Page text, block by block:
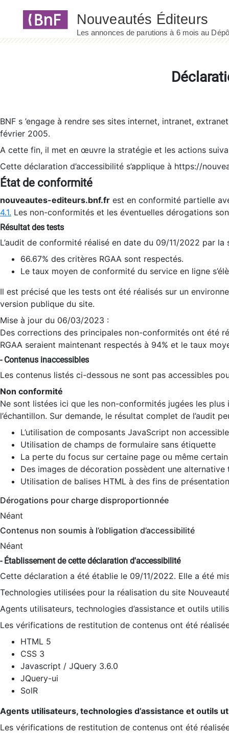
BNF s ’engage à rendre ses sites internet, intranet,
février 2005.
A cette fin, il met en œuvre la stratégie et les actions
Cette déclaration d’accessibilité s’applique à https://
État de conformité
nouveautes-editeurs.bnf.fr est en conformité partielle
4.1. Les non-conformités et les éventuelles dérogations
Résultat des tests
L’audit de conformité réalisé en date du 09/11/2022 par
66.67% des critères RGAA sont respectés.
Le taux moyen de conformité du service en ligne
Il est précisé que les tests ont été réalisés sur un
version publique du site.
Mise à jour du 06/03/2023 :
Des corrections des principales non-conformités ont été
RGAA seraient maintenant respectés à 94% et le taux
- Contenus inaccessibles
Les contenus listés ci-dessous ne sont pas accessibles
Non conformité
Ne sont listées ici que les non-conformités jugées les
l’échantillon. Sur demande, le résultat complet de l’audit
L’utilisation de composants JavaScript non
Utilisation de champs de formulaire sans étiquette
La perte du focus sur certaine page ou même
Des images de décoration possèdent une alternative
Utilisation de balises HTML à des fins de
Dérogations pour charge disproportionnée
Néant
Contenus non soumis à l’obligation d’accessibilité
Néant
- Établissement de cette déclaration d'accessibilité
Cette déclaration a été établie le 09/11/2022. Elle a été
Technologies utilisées pour la réalisation du site
Agents utilisateurs, technologies d’assistance et outils
Les vérifications de restitution de contenus ont été
HTML 5
CSS 3
Javascript / JQuery 3.6.0
JQuery-ui
SolR
Agents utilisateurs, technologies d’assistance et outils
Les vérifications de restitution de contenus ont été